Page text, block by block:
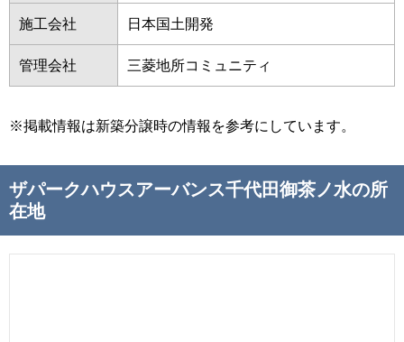
施工会社 日本国土開発
管理会社 三菱地所コミュニティ
※掲載情報は新築分譲時の情報を参考にしています。
ザパークハウスアーバンス千代田御茶ノ水の所
在地